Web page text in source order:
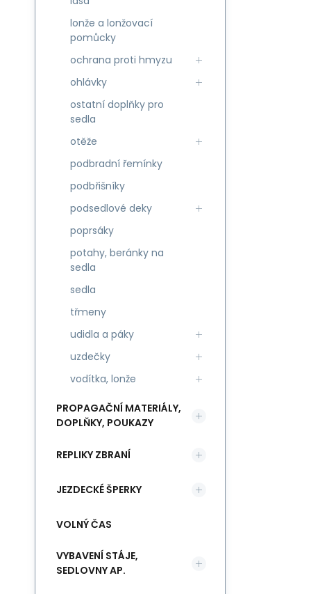
lonže a lonžovací
pomůcky
ochrana proti hmyzu
ohlávky
ostatní doplňky pro
sedla
otěže
podbradní řemínky
podbřišníky
podsedlové deky
poprsáky
potahy, beránky na
sedla
sedla
třmeny
udidla a páky
uzdečky
vodítka, lonže
PROPAGAČNÍ MATERIÁLY,
DOPLŇKY, POUKAZY
REPLIKY ZBRANÍ
JEZDECKÉ ŠPERKY
VOLNÝ ČAS
VYBAVENÍ STÁJE,
SEDLOVNY AP.